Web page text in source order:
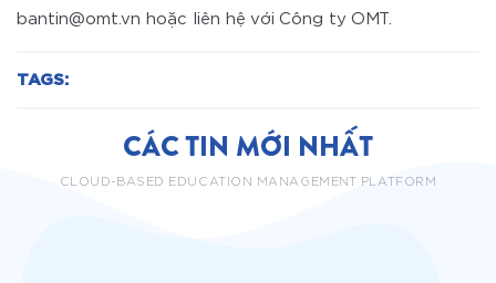
bantin@omt.vn hoặc liên hệ với Công ty OMT.
TAGS:
CÁC TIN MỚI NHẤT
CLOUD-BASED EDUCATION MANAGEMENT PLATFORM